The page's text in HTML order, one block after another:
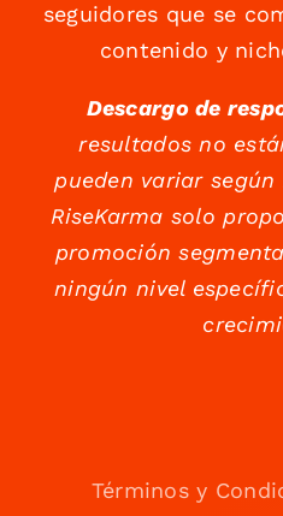
seguidores que se
contenido y
Descargo de
resultados no
pueden variar
RiseKarma solo
promoción
ningún nivel
Términos y